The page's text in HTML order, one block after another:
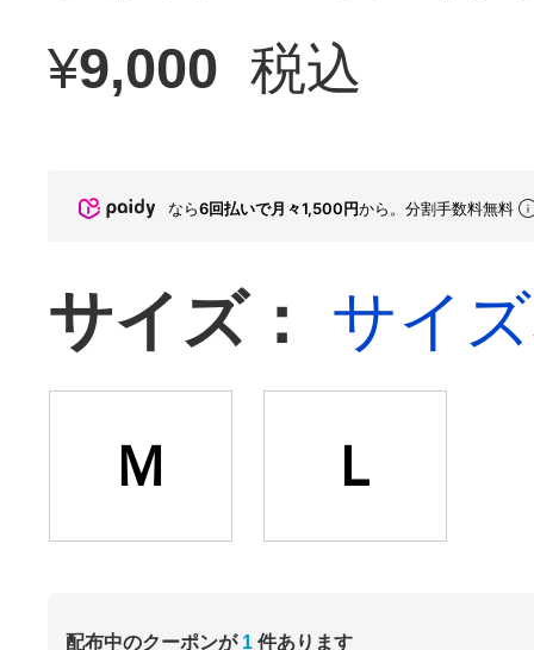
¥9,000 税込
なら6回払いで月々1,500円から。分割手数料無料
サイズ： サイ
Ｍ Ｌ
配布中のクーポンが 1 件あります